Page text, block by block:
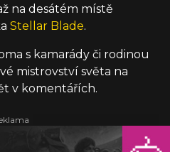
na desátém místě
Stellar Blade.
s kamarády či rodinou
mistrovství světa na
v komentářích.